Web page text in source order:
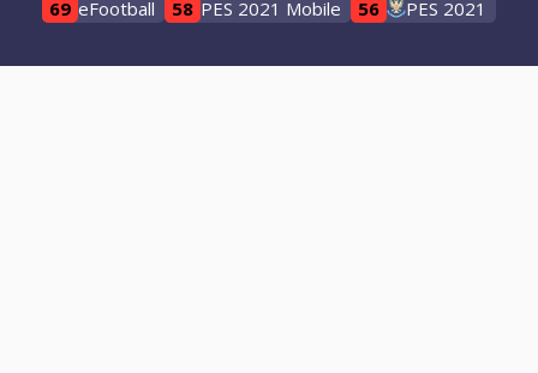
69 eFootball 58 PES 2021 Mobile 56 PES 2021